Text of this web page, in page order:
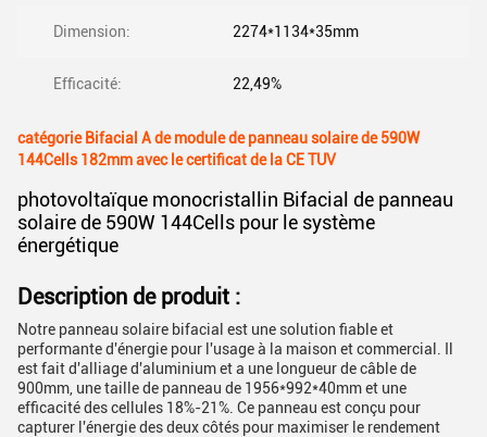
Dimension: 2274*1134*35mm
Efficacité: 22,49%
catégorie Bifacial A de module de panneau solaire de 590W
144Cells 182mm avec le certificat de la CE TUV
photovoltaïque monocristallin Bifacial de panneau
solaire de 590W 144Cells pour le système
énergétique
Description de produit :
Notre panneau solaire bifacial est une solution fiable et
performante d'énergie pour l'usage à la maison et commercial. Il
est fait d'alliage d'aluminium et a une longueur de câble de
900mm, une taille de panneau de 1956*992*40mm et une
efficacité des cellules 18%-21%. Ce panneau est conçu pour
capturer l'énergie des deux côtés pour maximiser le rendement